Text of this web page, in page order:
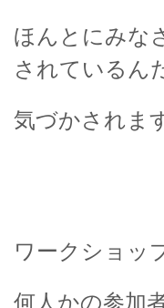
ほんとにみな
されているん
気づかされま
ワークショッ
何人かの参加